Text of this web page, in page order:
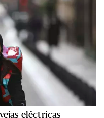
eléctricas